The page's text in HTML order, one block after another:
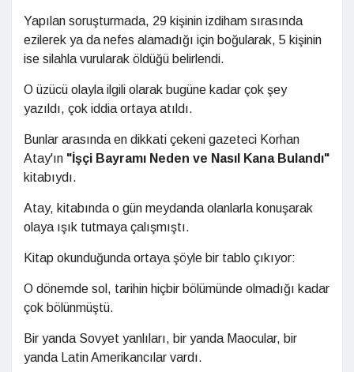
Yapılan soruşturmada, 29 kişinin izdiham sırasında
ezilerek ya da nefes alamadığı için boğularak, 5 kişinin
ise silahla vurularak öldüğü belirlendi.
O üzücü olayla ilgili olarak bugüne kadar çok şey
yazıldı, çok iddia ortaya atıldı.
Bunlar arasında en dikkati çekeni gazeteci Korhan
Atay'ın "İşçi Bayramı Neden ve Nasıl Kana Bulandı"
kitabıydı.
Atay, kitabında o gün meydanda olanlarla konuşarak
olaya ışık tutmaya çalışmıştı.
Kitap okunduğunda ortaya şöyle bir tablo çıkıyor:
O dönemde sol, tarihin hiçbir bölümünde olmadığı kadar
çok bölünmüştü.
Bir yanda Sovyet yanlıları, bir yanda Maocular, bir
yanda Latin Amerikancılar vardı.